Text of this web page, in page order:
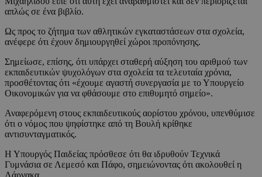
απλώς σε ένα βιβλίο.
Ως προς το ζήτημα των αθλητικών εγκαταστάσεων στα σχολεία,
ανέφερε ότι έχουν δημιουργηθεί χώροι προπόνησης.
Σημείωσε, επίσης, ότι υπάρχει σταθερή αύξηση του αριθμού των
εκπαιδευτικών ψυχολόγων στα σχολεία τα τελευταία χρόνια,
προσθέτοντας ότι «έχουμε αγαστή συνεργασία με το Υπουργείο
Οικονομικών για να φθάσουμε στο επιθυμητό σημείο».
Αναφερόμενη στους εκπαιδευτικούς αορίστου χρόνου, υπενθύμισε
ότι ο νόμος που ψηφίστηκε από τη Βουλή κρίθηκε
αντισυνταγματικός.
Η Υπουργός Παιδείας πρόσθεσε ότι θα ιδρυθούν Τεχνικά
Γυμνάσια σε Λεμεσό και Πάφο, σημειώνοντας ότι ακολουθεί η
Λάρνακα.